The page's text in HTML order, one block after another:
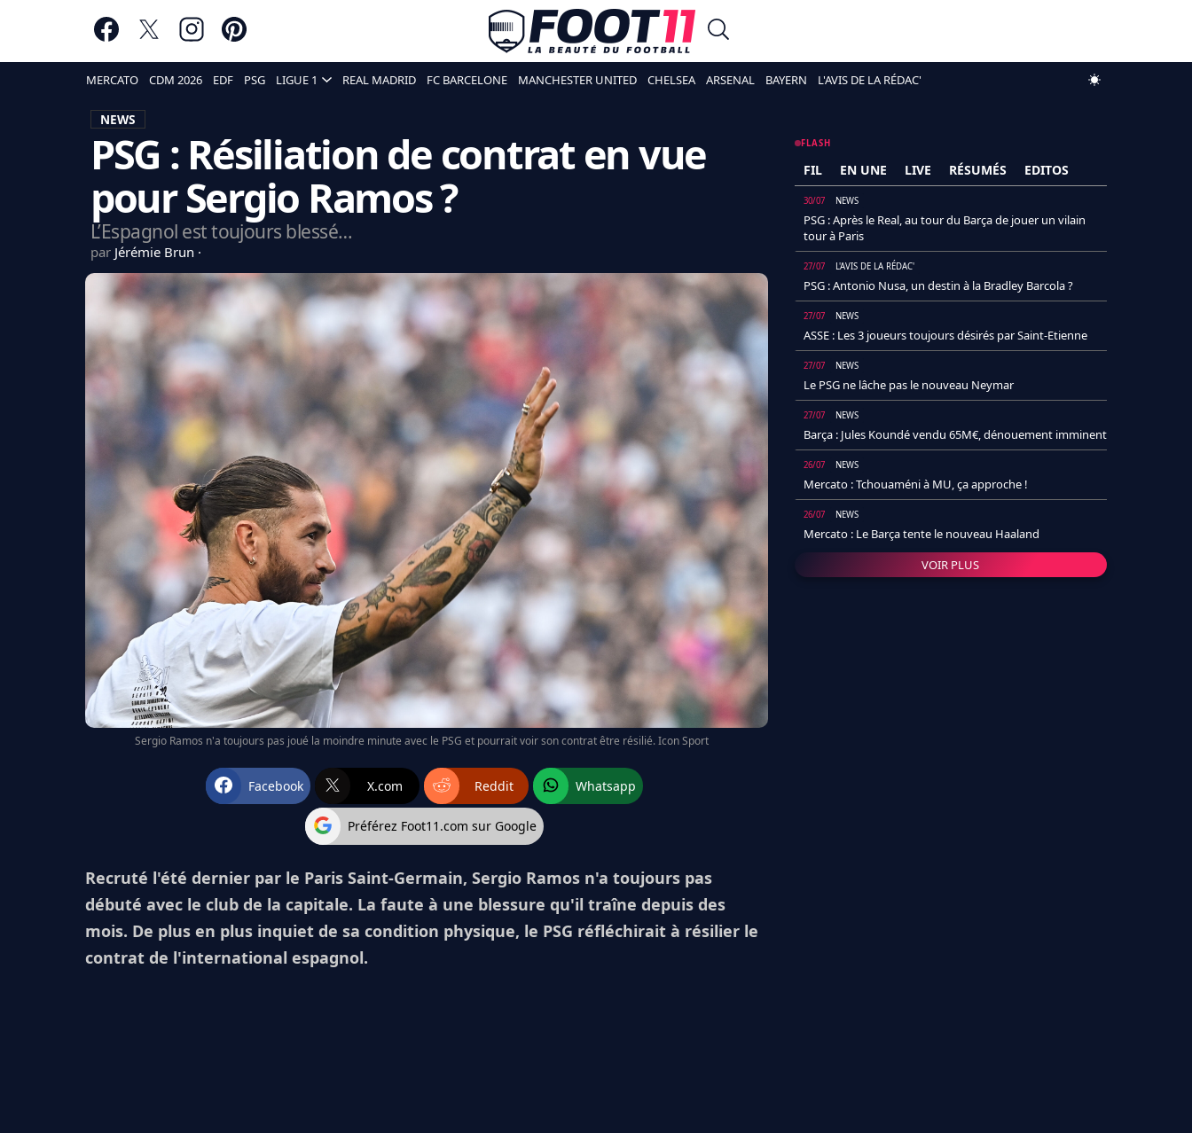
MERCATO CDM 2026 EDF PSG LIGUE 1 REAL MADRID FC BARCELONE MANCHESTER UNITED CHELSEA ARSENAL BAYERN L'AVIS DE LA RÉDAC'
NEWS
PSG : Résiliation de contrat en vue
pour Sergio Ramos ?
L’Espagnol est toujours blessé…
par Jérémie Brun
Sergio Ramos n'a toujours pas joué la moindre minute avec le PSG et pourrait voir son contrat être résilié. Icon Sport
Facebook X.com Reddit Whatsapp
Préférez Foot11.com sur Google
Recruté l'été dernier par le Paris Saint-Germain, Sergio Ramos n'a toujours pas
débuté avec le club de la capitale. La faute à une blessure qu'il traîne depuis des
mois. De plus en plus inquiet de sa condition physique, le PSG réfléchirait à résilier le
contrat de l'international espagnol.
FLASH
FIL EN UNE LIVE RÉSUMÉS EDITOS
30/07 NEWS
PSG : Après le Real, au tour du Barça de jouer un vilain
tour à Paris
27/07 L'AVIS DE LA RÉDAC'
PSG : Antonio Nusa, un destin à la Bradley Barcola ?
27/07 NEWS
ASSE : Les 3 joueurs toujours désirés par Saint-Etienne
27/07 NEWS
Le PSG ne lâche pas le nouveau Neymar
27/07 NEWS
Barça : Jules Koundé vendu 65M€, dénouement imminent
26/07 NEWS
Mercato : Tchouaméni à MU, ça approche !
26/07 NEWS
Mercato : Le Barça tente le nouveau Haaland
VOIR PLUS